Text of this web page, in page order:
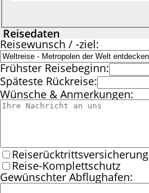
Reisedaten
Reisewunsch / -ziel:
Frühster Reisebeginn:
Späteste Rückreise:
Wünsche & Anmerkungen:
Reiserücktrittsversicherung
Reise-Komplettschutz
Gewünschter Abflughafen: